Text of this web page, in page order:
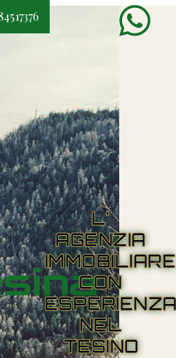
L'
AGENZIA
IMMOBILIARE
CON
NEL
TESINO